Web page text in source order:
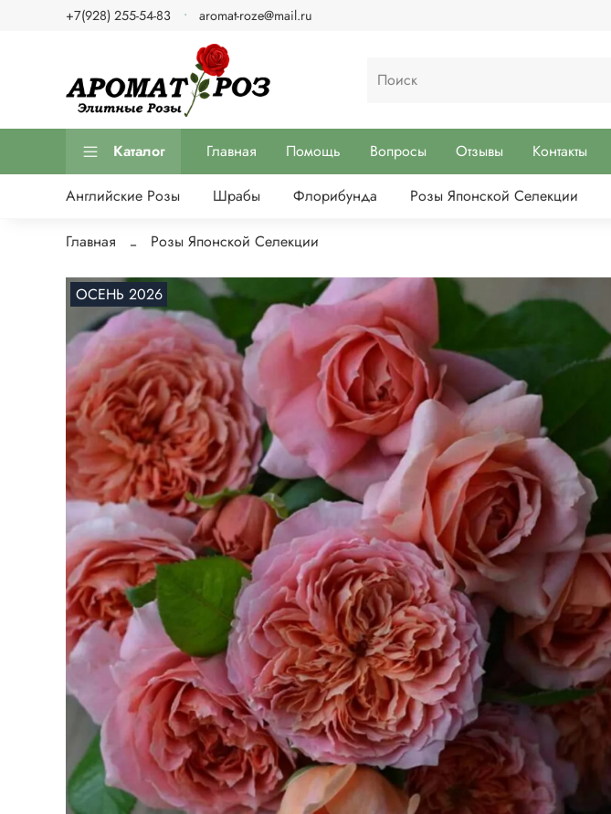
+7(928) 255-54-83 aromat-roze@mail.ru
Каталог Главная Помощь Вопросы Отзывы Контакты
Английские Розы Шрабы Флорибунда Розы Японской Селекции
Главная Розы Японской Селекции
ОСЕНЬ 2026